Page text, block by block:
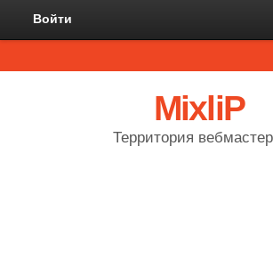
Войти
MixliP
Территория